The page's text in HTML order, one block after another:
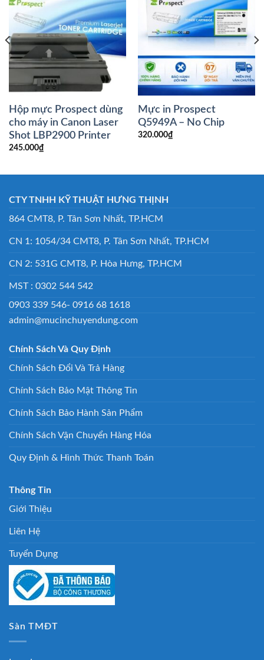
Hộp mực Prospect dùng
cho máy in Canon Laser
Shot LBP2900 Printer
245.000₫
Mực in Prospect
Q5949A – No Chip
320.000₫
CTY TNHH KỸ THUẬT HƯNG THỊNH
864 CMT8, P. Tân Sơn Nhất, TP.HCM
CN 1: 1054/34 CMT8, P. Tân Sơn Nhất, TP.HCM
CN 2: 531G CMT8, P. Hòa Hưng, TP.HCM
MST : 0302 544 542
0903 339 546- 0916 68 1618
admin@mucinchuyendung.com
Chính Sách Và Quy Định
Chính Sách Đổi Và Trả Hàng
Chính Sách Bảo Mật Thông Tin
Chính Sách Bảo Hành Sản Phẩm
Chính Sách Vận Chuyển Hàng Hóa
Quy Định & Hình Thức Thanh Toán
Thông Tin
Giới Thiệu
Liên Hệ
Tuyển Dụng
Sàn TMĐT